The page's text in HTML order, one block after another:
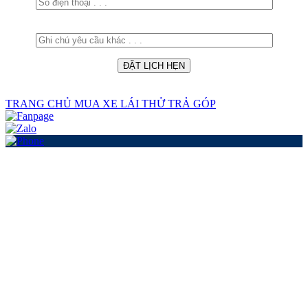
TRANG CHỦ MUA XE LÁI THỬ TRẢ GÓP